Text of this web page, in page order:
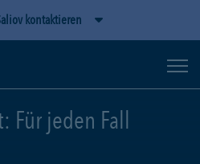
kontaktieren
Für jeden Fall